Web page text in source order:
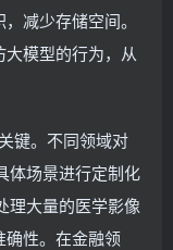
减少存储空间。
模型的行为，从
键。不同领域对
体场景进行定制化
理大量的医学影像
确性。在金融领